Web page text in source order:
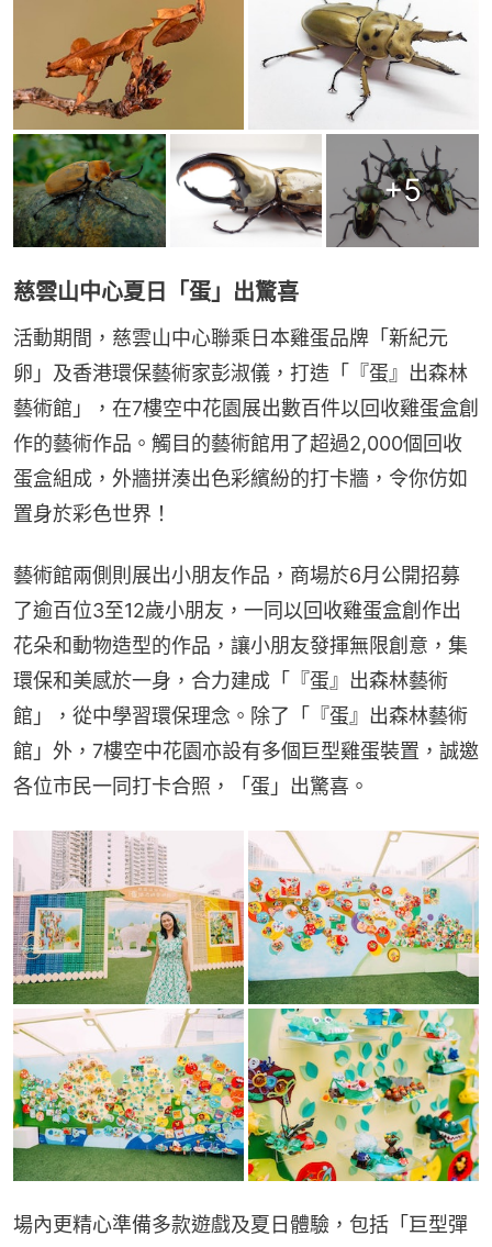
+5
慈雲山中心夏日「蛋」出驚喜
活動期間，慈雲山中心聯乘日本雞蛋品牌「新紀元
卵」及香港環保藝術家彭淑儀，打造「『蛋』出森林
藝術館」，在7樓空中花園展出數百件以回收雞蛋盒創
作的藝術作品。觸目的藝術館用了超過2,000個回收
蛋盒組成，外牆拼湊出色彩繽紛的打卡牆，令你仿如
置身於彩色世界！
藝術館兩側則展出小朋友作品，商場於6月公開招募
了逾百位3至12歲小朋友，一同以回收雞蛋盒創作出
花朵和動物造型的作品，讓小朋友發揮無限創意，集
環保和美感於一身，合力建成「『蛋』出森林藝術
館」，從中學習環保理念。除了「『蛋』出森林藝術
館」外，7樓空中花園亦設有多個巨型雞蛋裝置，誠邀
各位市民一同打卡合照，「蛋」出驚喜。
場內更精心準備多款遊戲及夏日體驗，包括「巨型彈